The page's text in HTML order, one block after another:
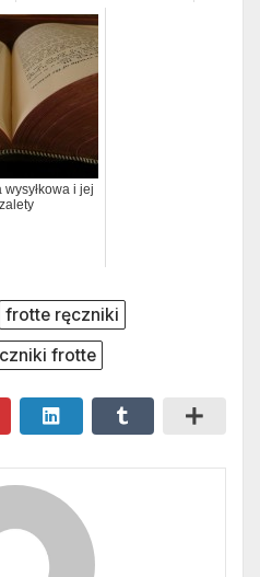
wysyłkowa i jej
zalety
frotte ręczniki
frotte